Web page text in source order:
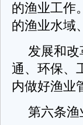
的渔业工作
的渔业水域
发展和
通、环保、
内做好渔业
第六条